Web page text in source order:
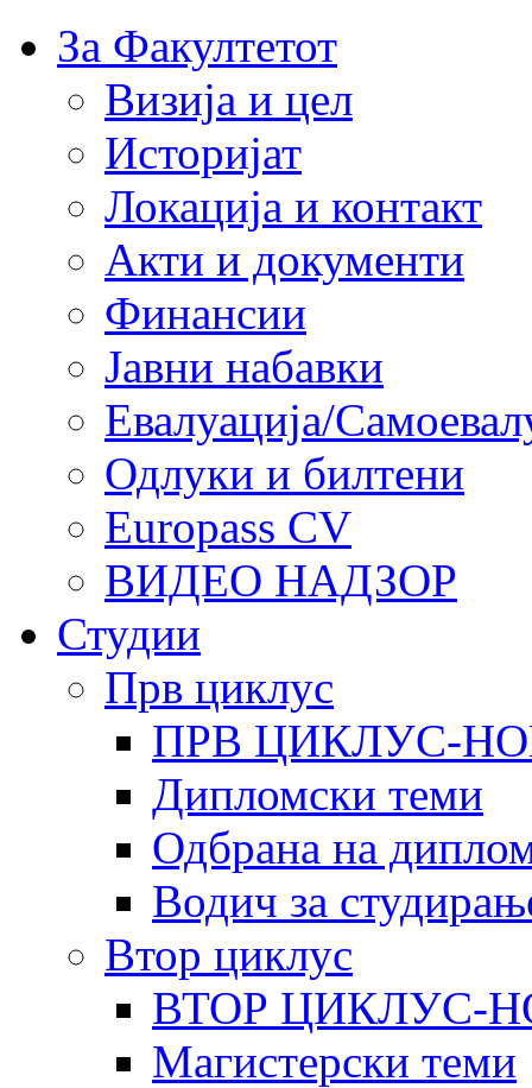
За Факултетот
Визија и цел
Историјат
Локација и контакт
Акти и документи
Финансии
Јавни набавки
Евалуација/
Одлуки и билтени
Europass CV
ВИДЕО НАДЗОР
Студии
Прв циклус
ПРВ ЦИКЛУС-
Дипломски теми
Одбрана на
Водич за
Втор циклус
ВТОР ЦИКЛУС-
Магистерски теми